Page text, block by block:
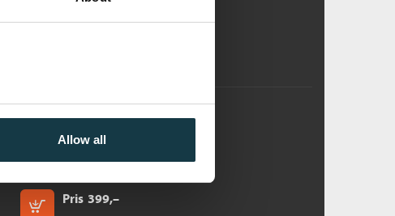
Allow all
Exit
Belinda Bauer
Nedlastbar lydbok
Pris 399,–
Kjøp